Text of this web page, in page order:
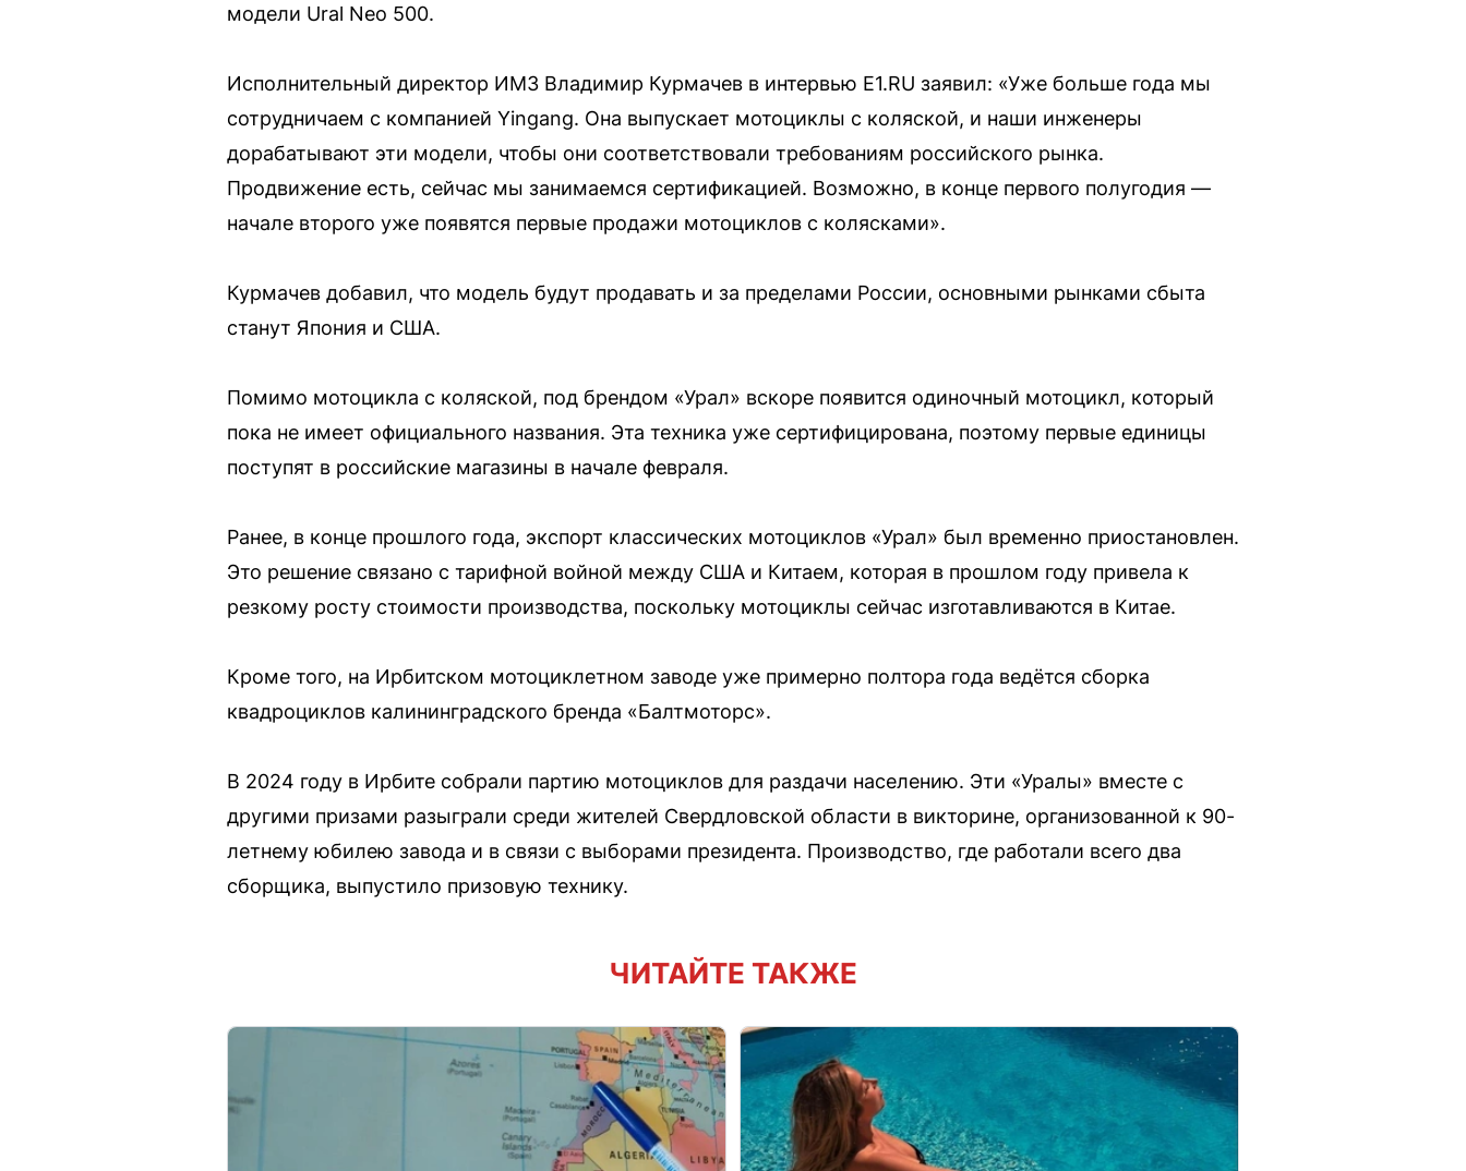
модели Ural Neo 500.
Исполнительный директор ИМЗ Владимир Курмачев в интервью E1.RU заявил: «Уже больше года мы
сотрудничаем с компанией Yingang. Она выпускает мотоциклы с коляской, и наши инженеры
дорабатывают эти модели, чтобы они соответствовали требованиям российского рынка.
Продвижение есть, сейчас мы занимаемся сертификацией. Возможно, в конце первого полугодия —
начале второго уже появятся первые продажи мотоциклов с колясками».
Курмачев добавил, что модель будут продавать и за пределами России, основными рынками сбыта
станут Япония и США.
Помимо мотоцикла с коляской, под брендом «Урал» вскоре появится одиночный мотоцикл, который
пока не имеет официального названия. Эта техника уже сертифицирована, поэтому первые единицы
поступят в российские магазины в начале февраля.
Ранее, в конце прошлого года, экспорт классических мотоциклов «Урал» был временно приостановлен.
Это решение связано с тарифной войной между США и Китаем, которая в прошлом году привела к
резкому росту стоимости производства, поскольку мотоциклы сейчас изготавливаются в Китае.
Кроме того, на Ирбитском мотоциклетном заводе уже примерно полтора года ведётся сборка
квадроциклов калининградского бренда «Балтмоторс».
В 2024 году в Ирбите собрали партию мотоциклов для раздачи населению. Эти «Уралы» вместе с
другими призами разыграли среди жителей Свердловской области в викторине, организованной к 90-
летнему юбилею завода и в связи с выборами президента. Производство, где работали всего два
сборщика, выпустило призовую технику.
ЧИТАЙТЕ ТАКЖЕ